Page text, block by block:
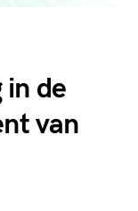
in de
van